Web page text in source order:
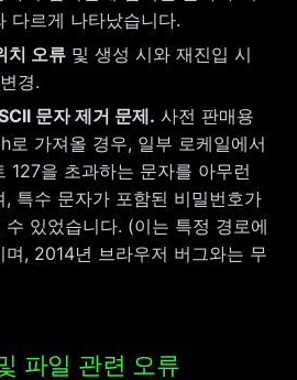
다르게 나타났습니다.
치 오류 및 생성 시와 재진입 시
경.
문자 제거 문제. 사전 판매용
로 가져올 경우, 일부 로케일에서
127을 초과하는 문자를 아무런
, 특수 문자가 포함된 비밀번호가
있었습니다. (이는 특정 경로에
, 2014년 브라우저 버그와는 무
파일 관련 오류